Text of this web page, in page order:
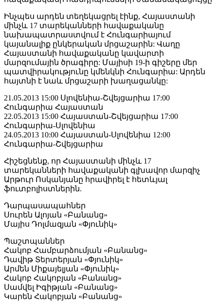
Ինչպես արդեն տեղեկացրել էինք, Հայաստանի
մինչև 17 տարեկանների հավաքականը
նախապատրաստվում է Հունգարիայում
կայանալիք ընկերական մրցաշարին: Վաղը
Հայաստանի հավաքականը կավարտի
մարզումային ծրագիրը: Մայիսի 19-ի գիշերը մեր
պատվիրակությունը կմենկնի Հունգարիա: Արդեն
հայտնի է նաև մրցաշարի խաղացանկը:
21.05.2013 15:00 Սլովենիա-Շվեյցարիա 17:00
Հունգարիա Հայաստան
22.05.2013 15:00 Հայաստան-Շվեյցարիա 17:00
Հունգարիա-Սլովենիա
24.05.2013 10:00 Հայաստան-Սլովենիա 12:00
Հունգարիա-Շվեյցարիա
Հիշեցնենք, որ Հայաստանի մինչև 17
տարեկանների հավաքականի գլխավոր մարզիչ
Արթուր Ոսկանյանը հրավիրել է հետևյալ
ֆուտբոլիստներին.
Դարպասապահներ
Սուրեն Ալոյան «Բանանց»
Մայիս Դոլմազյան «Փյունիկ»
Պաշտպաններ
Հակոբ Համբարձումյան «Բանանց»
Դավիթ Տերտերյան «Փյունիկ»
Արմեն Միքայելյան «Փյունիկ»
Հակոբ Հակոբյան «Բանանց»
Սամվել Իգիթյան «Բանանց»
Կարեն Հակոբյան «Բանանց»